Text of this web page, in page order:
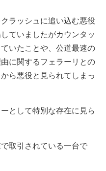
ラッシュに追い込む悪役
ていましたがカウンタッ
いたことや、公道最速の
に関するフェラーリとの
ら悪役と見られてしまっ
として特別な存在に見ら
取引されている一台で